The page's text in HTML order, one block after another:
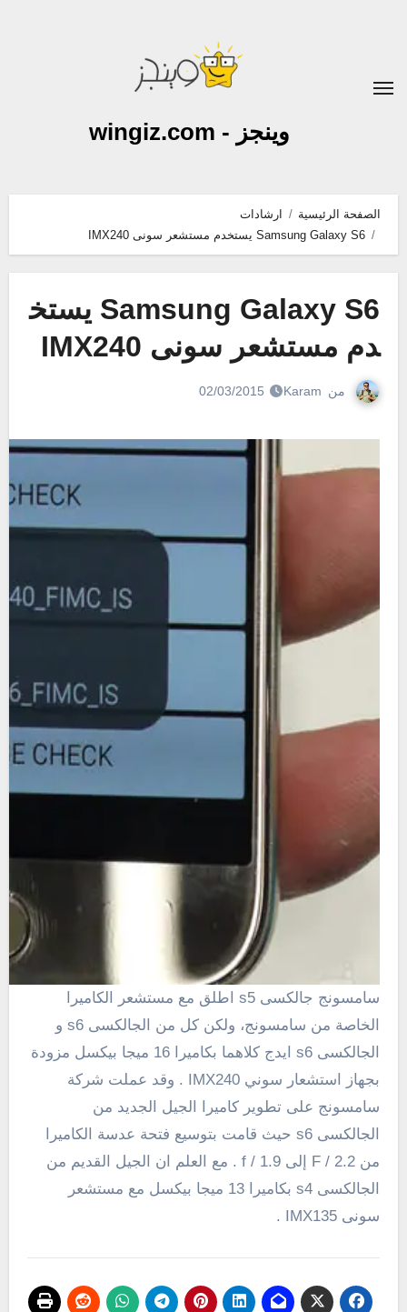
وينجز - wingiz.com
الصفحة الرئيسية
ارشادات
Samsung Galaxy S6 يستخدم مستشعر سونى IMX240
Samsung Galaxy S6 يستخ
دم مستشعر سونى IMX240
من Karam
02/03/2015
سامسونج جالكسى s5 اطلق مع مستشعر الكاميرا
الخاصة من سامسونج،
ولكن كل من الجالكسى s6 و
الجالكسى s6 ايدج كلاهما بكاميرا 16 ميجا بيكسل مزودة
بجهاز
استشعار سوني
IMX240 . وقد عملت شركة
سامسونج على تطوير كاميرا الجيل الجديد من
الجالكسى s6 حيث قامت بتوسيع فتحة عدسة الكاميرا
من
F / 2.2 إلى f / 1.9
. مع العلم ان الجيل القديم من
الجالكسى s4 بكاميرا 13 ميجا بيكسل مع مستشعر
سونى IMX135
.